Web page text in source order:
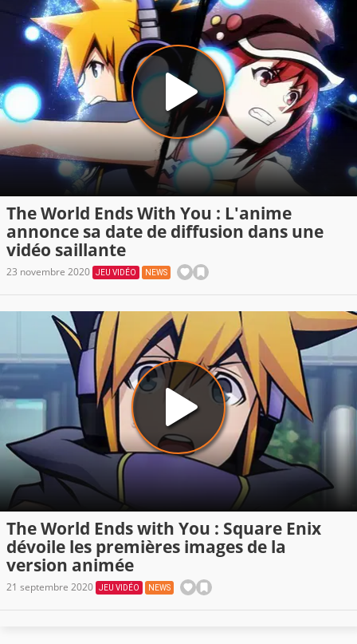
The World Ends With You : L'anime
annonce sa date de diffusion dans une
vidéo saillante
23 novembre 2020 JEU VIDÉO NEWS
The World Ends with You : Square Enix
dévoile les premières images de la
version animée
21 septembre 2020 JEU VIDÉO NEWS